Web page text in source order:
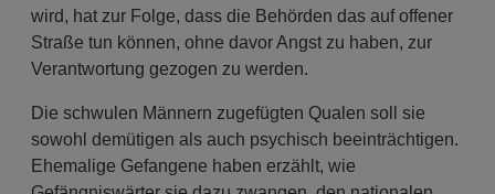
wird, hat zur Folge, dass die Behörden das auf offener
Straße tun können, ohne davor Angst zu haben, zur
Verantwortung gezogen zu werden.
Die schwulen Männern zugefügten Qualen soll sie
sowohl demütigen als auch psychisch beeinträchtigen.
Ehemalige Gefangene haben erzählt, wie